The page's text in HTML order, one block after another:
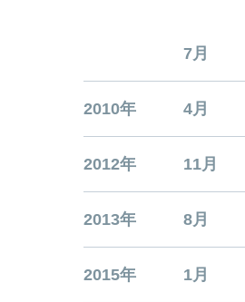
7月
2010年 4月
2012年 11月
2013年 8月
2015年 1月